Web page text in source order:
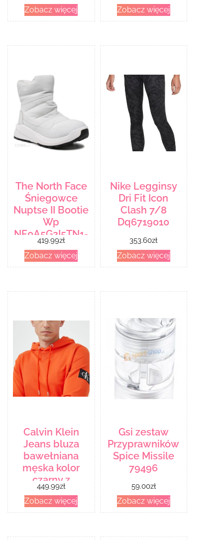
Zobacz więcej Zobacz więcej
The North Face
Śniegowce
Nuptse II Bootie
Wp
NF0A5G2I5TN1-
050 Szary
419.99zł
Zobacz więcej
Nike Legginsy
Dri Fit Icon
Clash 7/8
Dq6719010
353.60zł
Zobacz więcej
Calvin Klein
Jeans bluza
bawełniana
męska kolor
czarny z
kapturem
gładka
449.99zł
Zobacz więcej
Gsi zestaw
Przyprawników
Spice Missile
79496
59.00zł
Zobacz więcej